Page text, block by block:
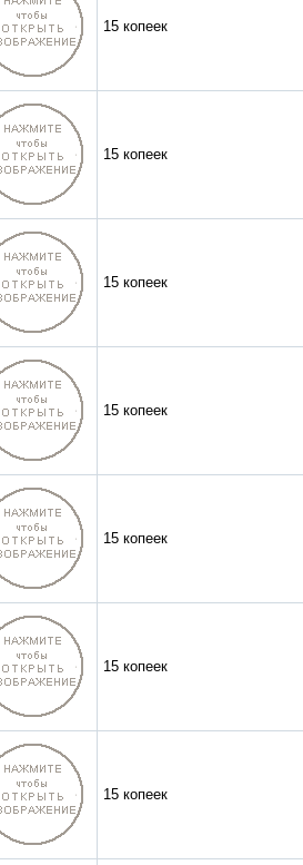
15 копеек
15 копеек
15 копеек
15 копеек
15 копеек
15 копеек
15 копеек